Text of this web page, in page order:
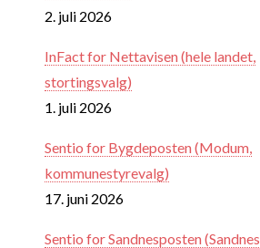
2. juli 2026
InFact for Nettavisen (hele landet,
stortingsvalg)
1. juli 2026
Sentio for Bygdeposten (Modum,
kommunestyrevalg)
17. juni 2026
Sentio for Sandnesposten (Sandnes,